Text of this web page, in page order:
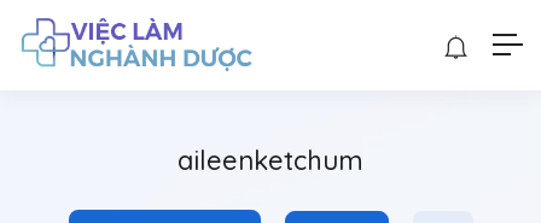
aileenketchum